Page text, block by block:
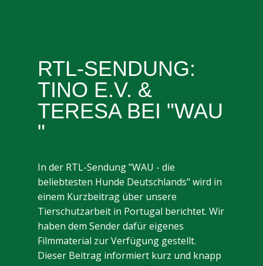
RTL-SENDUNG:
TINO E.V. &
TERESA BEI "W​AU​
"
In der RTL-Sendung "WAU - die
beliebtesten Hunde Deutschlands" wird in
einem Kurzbeitrag über unsere
Tierschutzarbeit in Portugal berichtet. Wir
haben dem Sender dafür eigenes
Filmmaterial zur Verfügung gestellt.
Dieser Beitrag informiert kurz und knapp